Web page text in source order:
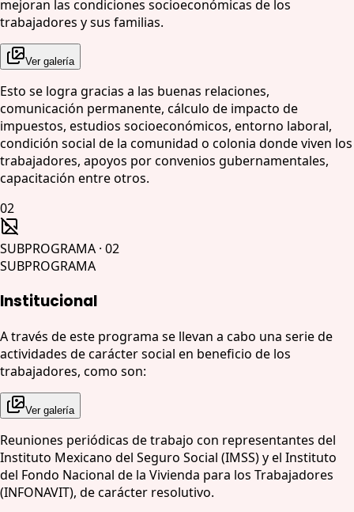
mejoran las condiciones socioeconómicas de los
trabajadores y sus familias.
Ver galería
Esto se logra gracias a las buenas relaciones,
comunicación permanente, cálculo de impacto de
impuestos, estudios socioeconómicos, entorno laboral,
condición social de la comunidad o colonia donde viven los
trabajadores, apoyos por convenios gubernamentales,
capacitación entre otros.
02
SUBPROGRAMA · 02
SUBPROGRAMA
Institucional
A través de este programa se llevan a cabo una serie de
actividades de carácter social en beneficio de los
trabajadores, como son:
Ver galería
Reuniones periódicas de trabajo con representantes del
Instituto Mexicano del Seguro Social (IMSS) y el Instituto
del Fondo Nacional de la Vivienda para los Trabajadores
(INFONAVIT), de carácter resolutivo.